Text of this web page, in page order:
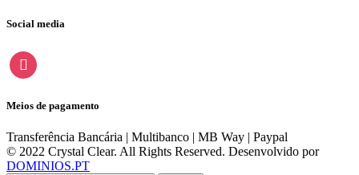
Social media
instagram
Meios de pagamento
Transferência Bancária | Multibanco | MB Way | Paypal
© 2022 Crystal Clear. All Rights Reserved. Desenvolvido por
DOMINIOS.PT